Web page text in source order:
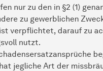
nur zu den in §2 (1)
zu gewerblichen
verpflichtet, darauf zu
nutzt.
jegliche Art der